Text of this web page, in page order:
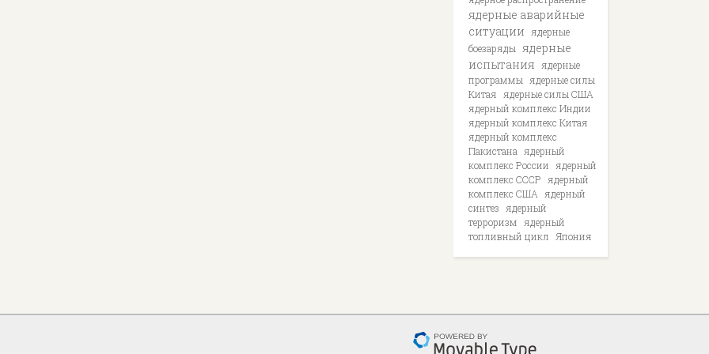
ядерные аварийные
ситуации
ядерные
боезаряды ядерные
испытания
ядерные
программы
ядерные силы
Китая
ядерные силы США
ядерный комплекс Индии
ядерный комплекс Китая
ядерный комплекс
Пакистана
ядерный
комплекс России
ядерный
комплекс СССР
ядерный
комплекс США
ядерный
синтез
ядерный
терроризм
ядерный
топливный цикл
Япония